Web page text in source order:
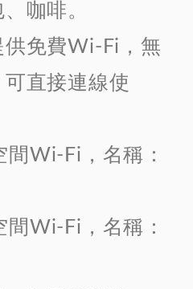
咖啡。
供免費Wi-Fi，無
直接連線使
Fi，名稱：
Fi，名稱：